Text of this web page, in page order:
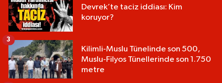
Devrek’te taciz iddiası: Kim
koruyor?
Kilimli-Muslu Tünelinde son 500,
Muslu-Filyos Tünellerinde son 1.750
metre
3